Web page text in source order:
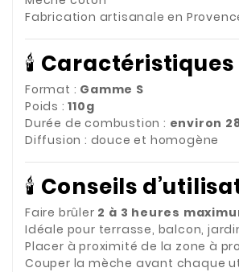
Fabrication artisanale en
🕯️ Caractéristiques
Format : Gamme S
Poids :110g
Durée de combustion : environ
Diffusion : douce et homogène
🕯️ Conseils
Faire brûler 2 à 3 heures
Idéale pour terrasse, balcon,
Placer à proximité de la zone à
Couper la mèche avant chaque